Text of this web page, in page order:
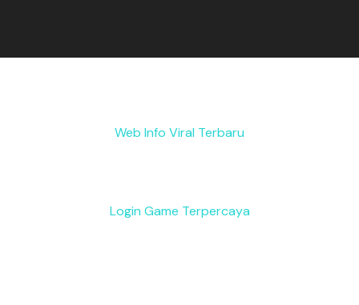
Web Info Viral Terbaru
Login Game Terpercaya